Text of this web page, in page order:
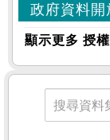
政府資料
顯示更多 授權
資料
搜尋資料